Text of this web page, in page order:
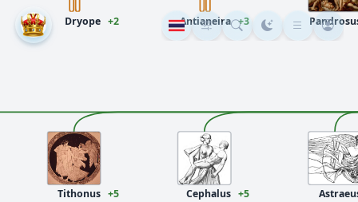
Tithonus +5
Dryope +2 Antianeira +3
Cephalus +5